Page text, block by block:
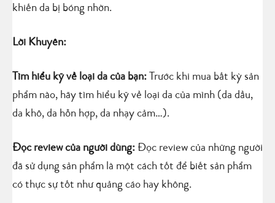
khiến da bị bóng nhờn.
Lời Khuyên:
Tìm hiểu kỹ về loại da của bạn: Trước khi mua bất kỳ sản
phẩm nào, hãy tìm hiểu kỹ về loại da của mình (da dầu,
da khô, da hỗn hợp, da nhạy cảm…).
Đọc review của người dùng: Đọc review của những người
đã sử dụng sản phẩm là một cách tốt để biết sản phẩm
có thực sự tốt như quảng cáo hay không.